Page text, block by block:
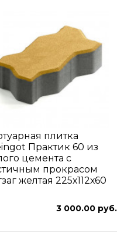
плитка
Практик 60 из
цемента с
прокрасом
желтая 225х112х60
3 000.00 руб.